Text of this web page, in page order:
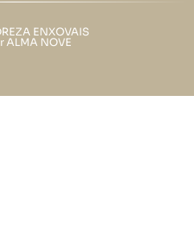
ENXOVAIS
ALMA NOVE